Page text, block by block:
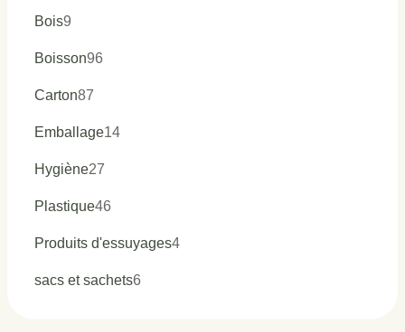
Bois9
Boisson96
Carton87
Emballage1414
Hygiène27
Plastique46
Produits d'essuyages44
sacs et sachets6